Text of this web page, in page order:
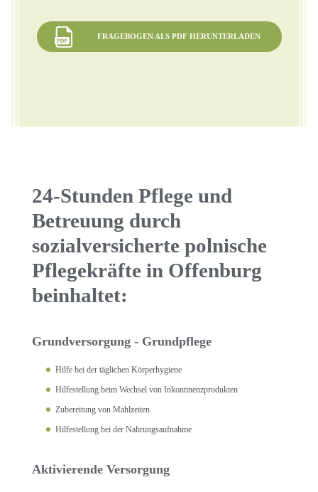
FRAGEBOGEN ALS PDF HERUNTERLADEN
24-Stunden Pflege und
Betreuung durch
sozialversicherte polnische
Pflegekräfte in Offenburg
beinhaltet:
Grundversorgung - Grundpflege
Hilfe bei der täglichen Körperhygiene
Hilfestellung beim Wechsel von Inkontinenzprodukten
Zubereitung von Mahlzeiten
Hilfestellung bei der Nahrungsaufnahme
Aktivierende Versorgung